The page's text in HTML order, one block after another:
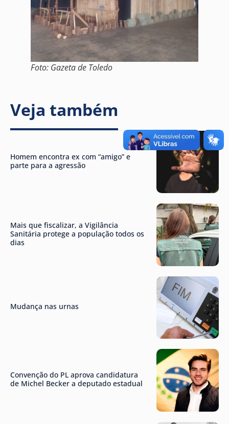
Foto: Gazeta de Toledo
Veja também
Homem encontra ex com “amigo” e
parte para a agressão
Mais que fiscalizar, a Vigilância
Sanitária protege a população todos os
dias
Mudança nas urnas
Convenção do PL aprova candidatura
de Michel Becker a deputado estadual